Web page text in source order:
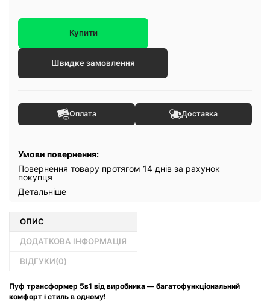
Купити
Швидке замовлення
Оплата Доставка
Умови повернення:
Повернення товару протягом 14 днів за рахунок
покупця
Детальніше
ОПИС
ДОДАТКОВА ІНФОРМАЦІЯ
ВІДГУКИ(0)
Пуф трансформер 5в1 від виробника — багатофункціональний
комфорт і стиль в одному!